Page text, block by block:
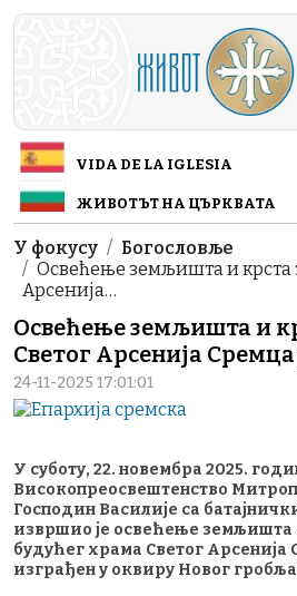
Skip to main content
VIDA DE LA IGLESIA
ЖИВОТЪТ НА ЦЪРКВАТА
Breadcrumb
У фокусу
Богословље
Освећење земљишта и крста
Арсенија…
Освећење земљишта и
Светог Арсенија
24-11-2025 17:01:01
У суботу, 22. новембра 2025.
Високопреосвештенство
Господин Василије са
извршио је освећење земљишта
будућег храма Светог Арсенија
изграђен у оквиру Новог